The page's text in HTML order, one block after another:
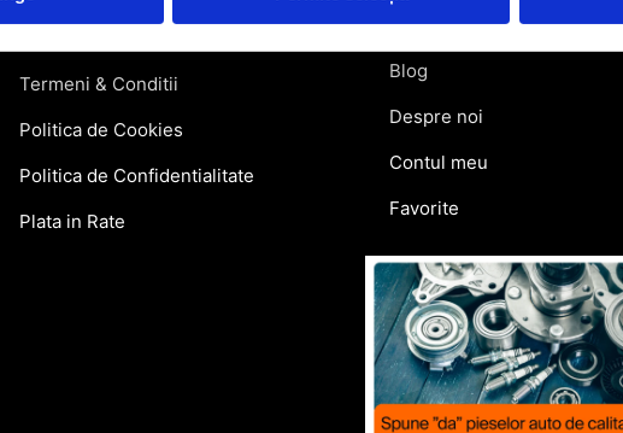
Termeni & Conditii
Politica de Cookies
Politica de Confidentialitate
Plata in Rate
Contact
Blog
Despre noi
Contul meu
Favorite